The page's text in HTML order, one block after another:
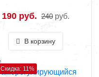
190 руб. 240 руб.
В корзину
Скидка: 11%